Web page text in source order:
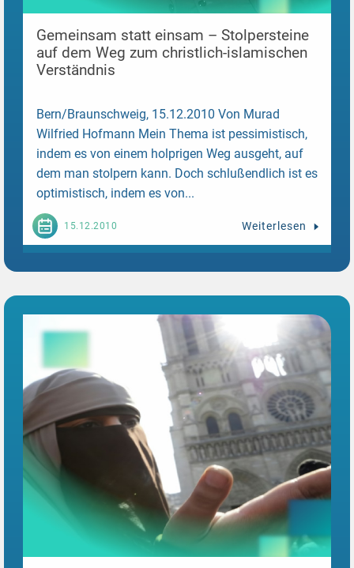
Gemeinsam statt einsam – Stolpersteine
auf dem Weg zum christlich-islamischen
Verständnis
Bern/Braunschweig, 15.12.2010 Von Murad
Wilfried Hofmann Mein Thema ist pessimistisch,
indem es von einem holprigen Weg ausgeht, auf
dem man stolpern kann. Doch schlußendlich ist es
optimistisch, indem es von...
15.12.2010 Weiterlesen